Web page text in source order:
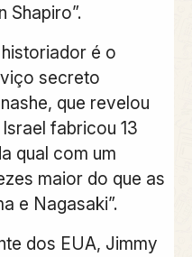
Shapiro”.
é o
secreto
que revelou
fabricou 13
qual com um
maior do que as
e Nagasaki”.
dos EUA, Jimmy